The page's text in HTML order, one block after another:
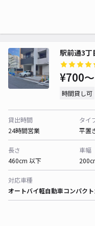
駅前通3
¥700〜
時間貸し可
貸出時間
24時間営業
タイ
平置
長さ
460cm 以下
車幅
対応車種
オートバイ軽自動車コンパク